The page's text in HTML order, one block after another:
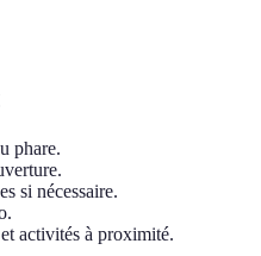
phare.
si nécessaire.
activités à proximité.